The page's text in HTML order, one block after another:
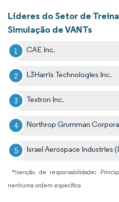
Líderes do Setor de
Simulação de VANTs
CAE Inc.
L3Harris Technologies Inc.
Textron Inc.
Northrop Grumman
Israel Aerospace Industries
*Isenção de responsabilidade:
nenhuma ordem específica